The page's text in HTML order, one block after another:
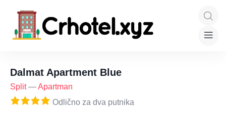
Dalmat Apartment Blue
Split—Apartman
Odlično za dva putnika